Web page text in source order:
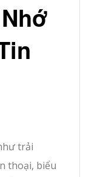
trải
thoại, biểu